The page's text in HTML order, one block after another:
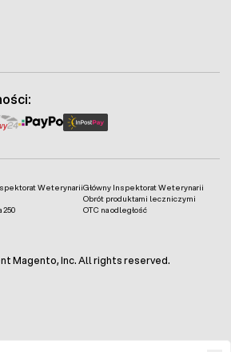
Weterynarii
250
Główny Inspektorat Weterynarii
Obrót produktami leczniczymi
OTC na odległość
Magento, Inc. All rights reserved.